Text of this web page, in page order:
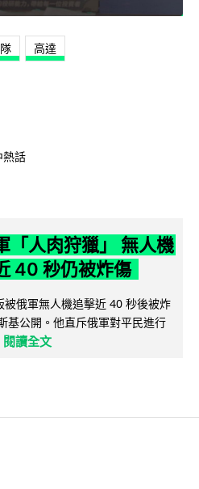
高達
熱話
「人肉狩獵」 無人機
40 秒仍被炸傷
俄軍無人機追擊近 40 秒後被炸
基公開。他直斥俄軍對平民進行
閱讀全文